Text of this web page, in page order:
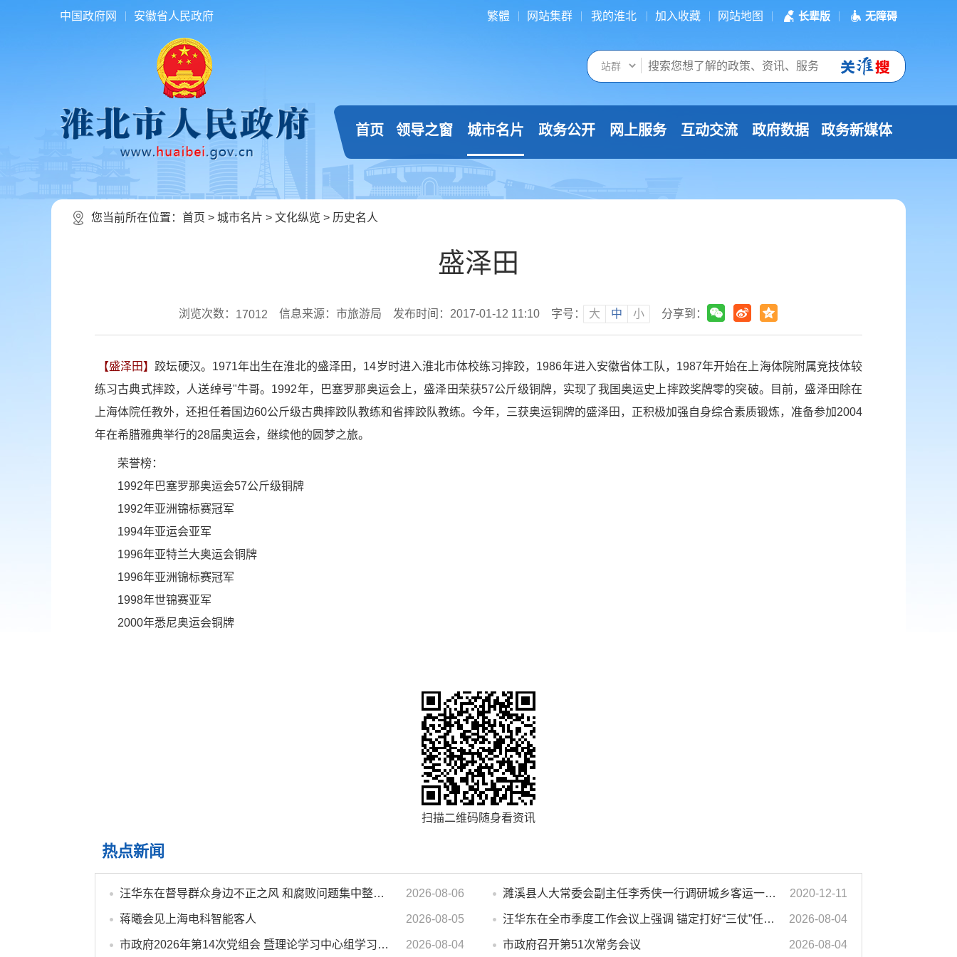
中国政府网 安徽省人民政府 繁體 网站集群 我的淮北 加入收藏 网站地图 长辈版 无障碍
首页 领导之窗 城市名片 政务公开 网上服务 互动交流 政府数据 政务新媒体
您当前所在位置： 首页 > 城市名片 > 文化纵览 > 历史名人
盛泽田
浏览次数： 17012 信息来源：市旅游局 发布时间：2017-01-12 11:10 字号： 大 中 小 分享到：
【盛泽田】 跤坛硬汉。1971年出生在淮北的盛泽田，14岁时进入淮北市体校练习摔跤，1986年进入安徽省体工队，1987年开始在上海体院附属竞技体较
练习古典式摔跤，人送绰号"牛哥。1992年，巴塞罗那奥运会上，盛泽田荣获57公斤级铜牌，实现了我国奥运史上摔跤奖牌零的突破。目前，盛泽田除在
上海体院任教外，还担任着国边60公斤级古典摔跤队教练和省摔跤队教练。今年，三获奥运铜牌的盛泽田，正积极加强自身综合素质锻炼，准备参加2004
年在希腊雅典举行的28届奥运会，继续他的圆梦之旅。
荣誉榜：
1992年巴塞罗那奥运会57公斤级铜牌
1992年亚洲锦标赛冠军
1994年亚运会亚军
1996年亚特兰大奥运会铜牌
1996年亚洲锦标赛冠军
1998年世锦赛亚军
2000年悉尼奥运会铜牌
扫描二维码随身看资讯
热点新闻
汪华东在督导群众身边不正之风 和腐败问题集中整治工作时强调 以更高标准更实举措纵深推进集中整治 不断增强人民群众获得感幸福感安全感 2026-08-06 濉溪县人大常委会副主任李秀侠一行调研城乡客运一体化和治超工作 2020-12-11
蒋曦会见上海电科智能客人 2026-08-05 汪华东在全市季度工作会议上强调 锚定打好“三仗”任务和年度预期目标不动摇 在全市上下掀起比学赶超争先进位的攻坚热潮 2026-08-04
市政府2026年第14次党组会 暨理论学习中心组学习会议召开 蒋曦主持会议并讲话 2026-08-04 市政府召开第51次常务会议 2026-08-04